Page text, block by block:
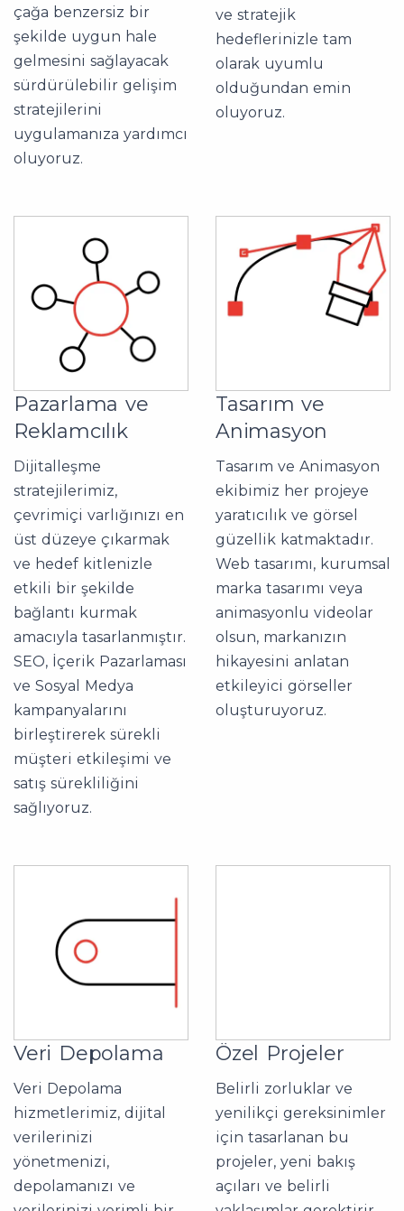
çağa benzersiz bir
şekilde uygun hale
gelmesini sağlayacak
sürdürülebilir gelişim
stratejilerini
uygulamanıza yardımcı
oluyoruz.
ve stratejik
hedeflerinizle tam
olarak uyumlu
olduğundan emin
oluyoruz.
Pazarlama ve
Reklamcılık
Dijitalleşme
stratejilerimiz,
çevrimiçi varlığınızı en
üst düzeye çıkarmak
ve hedef kitlenizle
etkili bir şekilde
bağlantı kurmak
amacıyla tasarlanmıştır.
SEO, İçerik Pazarlaması
ve Sosyal Medya
kampanyalarını
birleştirerek sürekli
müşteri etkileşimi ve
satış sürekliliğini
sağlıyoruz.
Tasarım ve
Animasyon
Tasarım ve Animasyon
ekibimiz her projeye
yaratıcılık ve görsel
güzellik katmaktadır.
Web tasarımı, kurumsal
marka tasarımı veya
animasyonlu videolar
olsun, markanızın
hikayesini anlatan
etkileyici görseller
oluşturuyoruz.
Veri Depolama
Veri Depolama
hizmetlerimiz, dijital
verilerinizi
yönetmenizi,
depolamanızı ve
Özel Projeler
Belirli zorluklar ve
yenilikçi gereksinimler
için tasarlanan bu
projeler, yeni bakış
açıları ve belirli